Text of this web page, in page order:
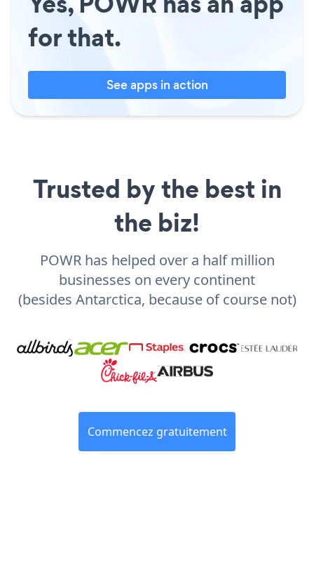
for that.
See apps in action
Trusted by the best in
the biz!
POWR has helped over a half million
businesses on every continent
(besides Antarctica, because of course not)
Commencez gratuitement